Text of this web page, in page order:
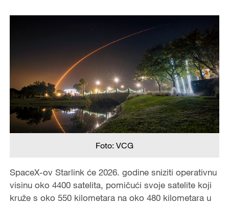
Foto: VCG
SpaceX-ov Starlink će 2026. godine sniziti operativnu
visinu oko 4400 satelita, pomičući svoje satelite koji
kruže s oko 550 kilometara na oko 480 kilometara u